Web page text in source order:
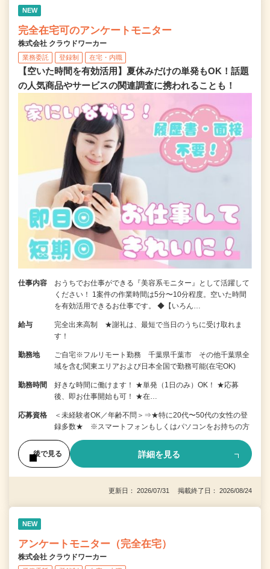
NEW
完全在宅可のアンケートモニター
株式会社 クラウドワーカー
業務委託 登録制 在宅・内職
【空いた時間を有効活用】夏休みだけの単発もOK！話題
の人気商品やサービスの関連調査に携われることも！
仕事内容
おうちでお仕事ができる『美容系モニター』として活躍して
ください！ 1案件の作業時間は5分〜10分程度。空いた時間
を有効活用できるお仕事です。 ◆【いろん…
給与
完全出来高制 ★謝礼は、最短で当日のうちに受け取れま
す！
勤務地
ご自宅※フルリモート勤務 千葉県千葉市 その他千葉県全
域を含む関東エリアおよび日本全国で勤務可能(在宅OK)
勤務時間
好きな時間に働けます！ ★単発（1日のみ）OK！ ★応募
後、即お仕事開始も可！ ★在…
応募資格
＜未経験者OK／年齢不問＞⇒★特に20代〜50代の女性の登
録多数★ ※スマートフォンもしくはパソコンをお持ちの方
後で見る 詳細を見る
更新日： 2026/07/31 掲載終了日： 2026/08/24
NEW
アンケートモニター（完全在宅）
株式会社 クラウドワーカー